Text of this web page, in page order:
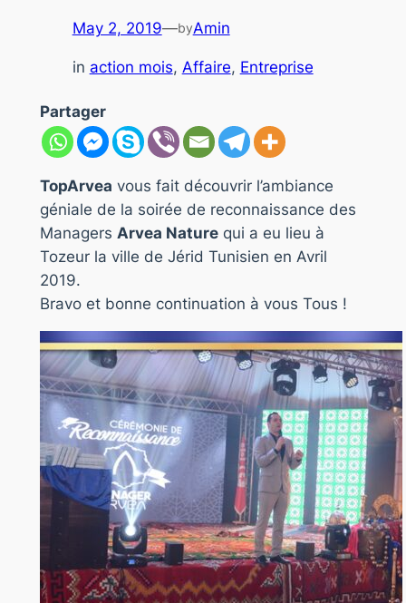
May 2, 2019—byAmin
in action mois, Affaire, Entreprise
Partager
TopArvea vous fait découvrir l’ambiance
géniale de la soirée de reconnaissance des
Managers Arvea Naturequi a eu lieu à
Tozeur la ville de Jérid Tunisien en Avril
2019.
Bravo et bonne continuation à vous Tous !